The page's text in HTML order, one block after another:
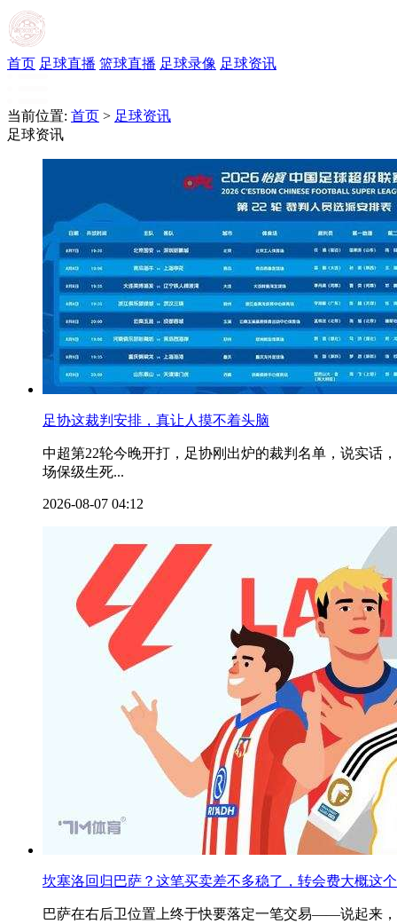
首页 足球直播 篮球直播 足球录像 足球资讯
当前位置: 首页 > 足球资讯
足球资讯
足协这裁判安排，真让人摸不着头脑
中超第22轮今晚开打，足协刚出炉的裁判名单，说实
场保级生死...
2026-08-07 04:12
坎塞洛回归巴萨？这笔买卖差不多稳了，转会费大概这
巴萨在右后卫位置上终于快要落定一笔交易——说起来